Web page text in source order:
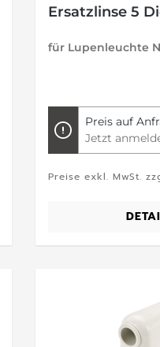
Ersatzlinse 5
für Lupenleuchte
Preis auf
Jetzt
Preise exkl. MwSt.